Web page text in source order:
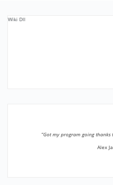
Wiki Dll
”Got my program going thanks
Alex